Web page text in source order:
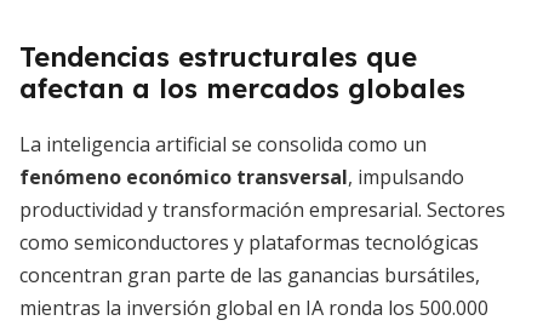
Tendencias estructurales que
afectan a los mercados globales
La inteligencia artificial se consolida como un
fenómeno económico transversal, impulsando
productividad y transformación empresarial. Sectores
como semiconductores y plataformas tecnológicas
concentran gran parte de las ganancias bursátiles,
mientras la inversión global en IA ronda los 500.000